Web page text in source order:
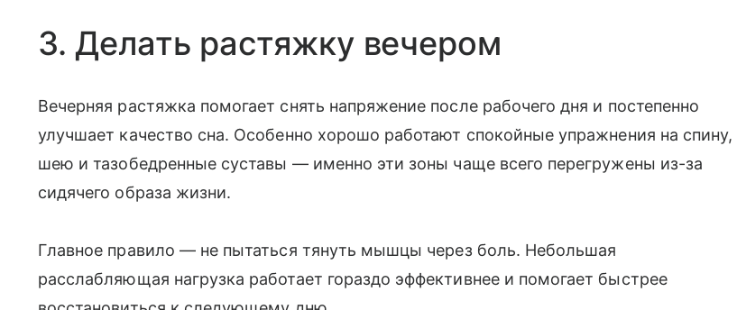
3. Делать растяжку вечером
Вечерняя растяжка помогает снять напряжение после рабочего дня и постепенно
улучшает качество сна. Особенно хорошо работают спокойные упражнения на спину,
шею и тазобедренные суставы — именно эти зоны чаще всего перегружены из-за
сидячего образа жизни.
Главное правило — не пытаться тянуть мышцы через боль. Небольшая
расслабляющая нагрузка работает гораздо эффективнее и помогает быстрее